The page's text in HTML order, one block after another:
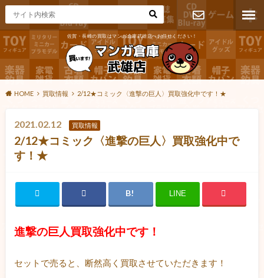
佐賀・長崎の買取はマンガ倉庫武雄店へお任せください！
お問い合わ
せ
HOME 買取情報 2/12★コミック〈進撃の巨人〉買取強化中です！★
2021.02.12 買取情報
2/12★コミック〈進撃の巨人〉買取強化中で
す！★
LINE
進撃の巨人買取強化中です！
セットで売ると、断然高く買取させていただきます！